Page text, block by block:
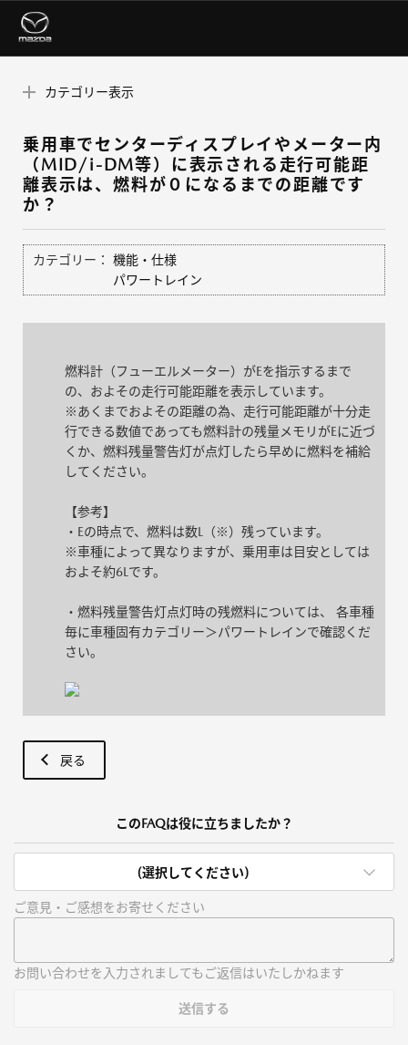
カテゴリー表示
乗用車でセンターディスプレイやメーター内
（MID/i-DM等）に表示される走行可能距
離表示は、燃料が０になるまでの距離です
か？
カテゴリー：
機能・仕様
パワートレイン
燃料計（フューエルメーター）がEを指示するまで
の、およその走行可能距離を表示しています。
※あくまでおよその距離の為、走行可能距離が十分走
行できる数値であっても燃料計の残量メモリがEに近づ
くか、燃料残量警告灯が点灯したら早めに燃料を補給
してください。
【参考】
・Eの時点で、燃料は数L（※）残っています。
※車種によって異なりますが、乗用車は目安としては
およそ約6Lです。
・燃料残量警告灯点灯時の残燃料については、 各車種
毎に車種固有カテゴリー＞パワートレインで確認くだ
さい。
戻る
このFAQは役に立ちましたか？
(選択してください)
ご意見・ご感想をお寄せください
お問い合わせを入力されましてもご返信はいたしかねます
送信する